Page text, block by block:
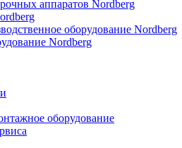
аппаратов Nordberg
оборудование Nordberg
Nordberg
оборудование